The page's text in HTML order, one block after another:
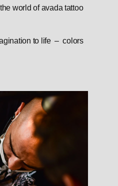
world of avada tattoo
to life – colors